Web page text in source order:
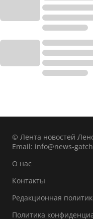
© Лента новостей
Email: info@news-
О нас
Контакты
Редакционная
Политика